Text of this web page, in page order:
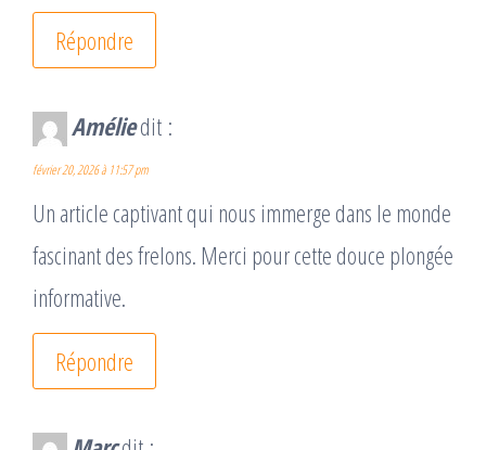
Répondre
Améliedit :
février 20, 2026 à 11:57 pm
Un article captivant qui nous immerge dans le monde
fascinant des frelons. Merci pour cette douce plongée
informative.
Répondre